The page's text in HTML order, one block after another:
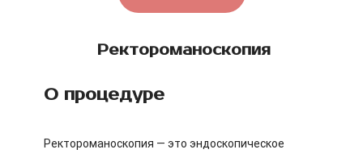
Ректороманоскопия
О процедуре
Ректороманоскопия — это эндоскопическое